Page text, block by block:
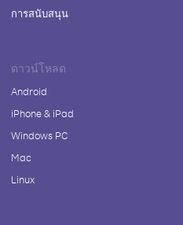
การสนับสนุน
ดาวน์โหลด
Android
iPhone & iPad
Windows PC
Mac
Linux